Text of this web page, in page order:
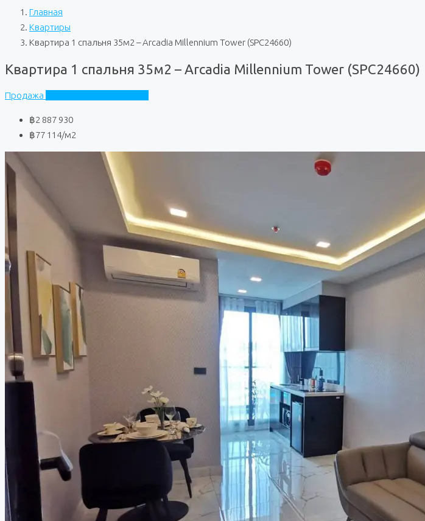
Главная
Квартиры
Квартира 1 спальня 35м2 – Arcadia Millennium Tower (SPC24660)
Квартира 1 спальня 35м2 – Arcadia Millennium Tower (SPC24660)
Продажа
฿2 887 930
฿77 114/м2